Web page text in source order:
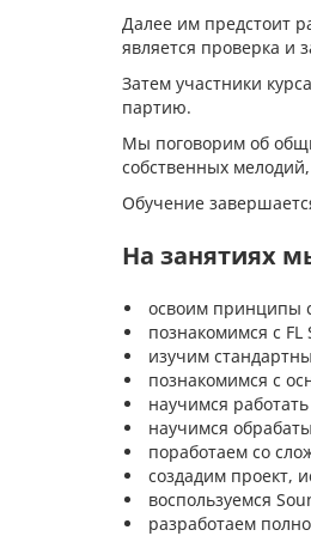
Далее им предстоит
является проверка и
Затем участники
партию.
Мы поговорим об
собственных
Обучение
На занятиях
освоим принципы
познакомимся с FL
изучим
познакомимся с
научимся
научимся
поработаем со
создадим проект,
воспользуемся
разработаем